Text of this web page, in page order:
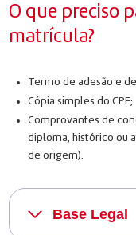
O que preciso
matrícula?
Termo de adesão e
Cópia simples do CPF;
Comprovantes de
diploma, histórico ou
de origem).
Base Legal